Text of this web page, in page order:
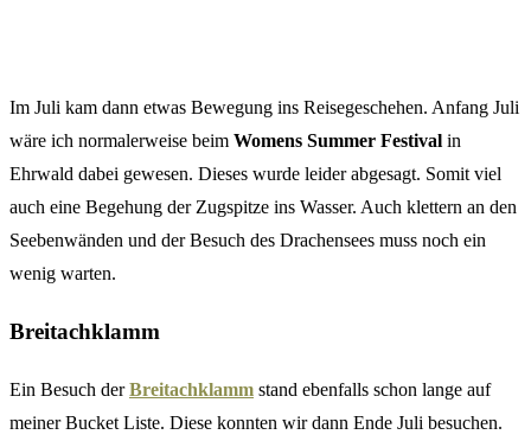
Im Juli kam dann etwas Bewegung ins Reisegeschehen. Anfang Juli
wäre ich normalerweise beim Womens Summer Festival in
Ehrwald dabei gewesen. Dieses wurde leider abgesagt. Somit viel
auch eine Begehung der Zugspitze ins Wasser. Auch klettern an den
Seebenwänden und der Besuch des Drachensees muss noch ein
wenig warten.
Breitachklamm
Ein Besuch derBreitachklamm stand ebenfalls schon lange auf
meiner Bucket Liste. Diese konnten wir dann Ende Juli besuchen.